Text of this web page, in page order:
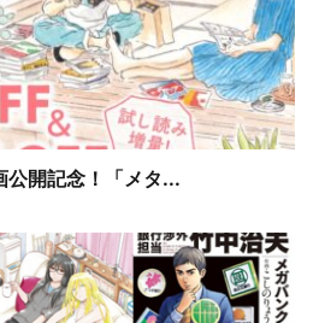
公開記念！「メタ...